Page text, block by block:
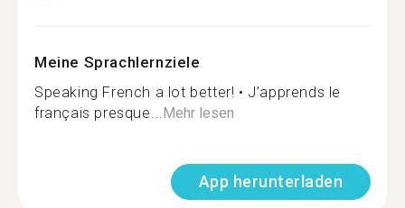
Meine Sprachlernziele
Speaking French a lot better! • J’apprends le
français presque...Mehr lesen
App herunterladen